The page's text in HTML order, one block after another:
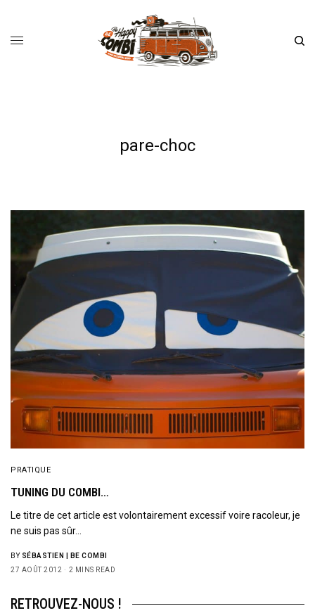
pare-choc
PRATIQUE
TUNING DU COMBI…
Le titre de cet article est volontairement excessif voire racoleur, je
ne suis pas sûr…
BY SÉBASTIEN | BE COMBI
27 AOÛT 2012
2 MINS READ
RETROUVEZ-NOUS !